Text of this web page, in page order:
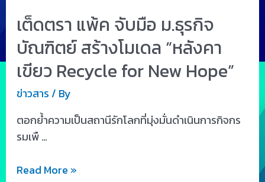
เต็ดตรา แพ้ค จับมือ ม.ธุรกิจ
บัณฑิตย์ สร้างโมเดล “หลังคา
เขียว Recycle for New Hope”
ข่าวสาร / By
ตอกย้ำความเป็นสถานีรักโลกที่มุ่งมั่นดำเนินการกิจกร
รมเพื …
Read More »